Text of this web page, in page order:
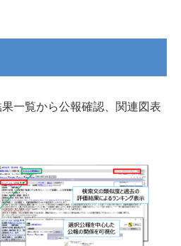
一覧から公報確認、関連図表